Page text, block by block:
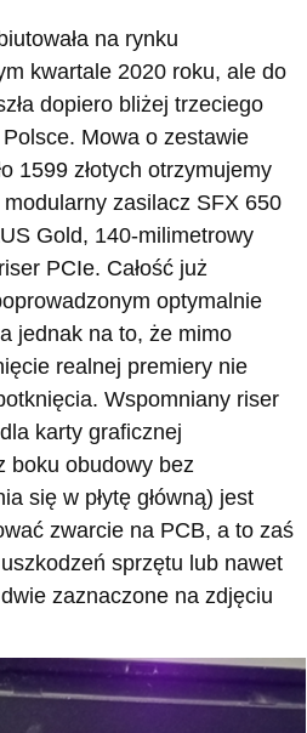
na rynku
kwartale 2020 roku, ale do
dopiero bliżej trzeciego
Polsce. Mowa o zestawie
1599 złotych otrzymujemy
zasilacz SFX 650
Gold, 140-milimetrowy
PCIe. Całość już
optymalnie
jednak na to, że mimo
realnej premiery nie
Wspomniany riser
karty graficznej
boku obudowy bez
się w płytę główną) jest
zwarcie na PCB, a to zaś
sprzętu lub nawet
zaznaczone na zdjęciu